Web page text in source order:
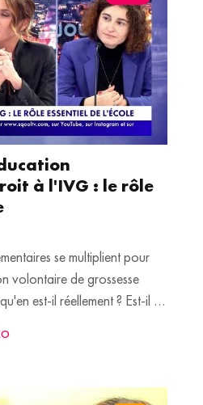
à l'IVG : le rôle
se multiplient pour
volontaire de grossesse
est-il réellement ? Est-il si
est le rôle de l'école ?
? Pour en parler,
avant toutes" et Sarah